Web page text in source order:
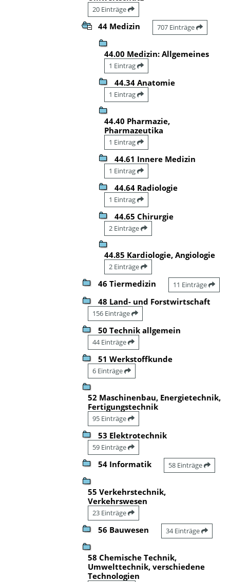
20 Einträge
44 Medizin 707 Einträge
44.00 Medizin: Allgemeines
1 Eintrag
44.34 Anatomie
1 Eintrag
44.40 Pharmazie,
Pharmazeutika
1 Eintrag
44.61 Innere Medizin
1 Eintrag
44.64 Radiologie
1 Eintrag
44.65 Chirurgie
2 Einträge
44.85 Kardiologie, Angiologie
2 Einträge
46 Tiermedizin 11 Einträge
48 Land- und Forstwirtschaft
156 Einträge
50 Technik allgemein
44 Einträge
51 Werkstoffkunde
6 Einträge
52 Maschinenbau, Energietechnik,
Fertigungstechnik
95 Einträge
53 Elektrotechnik
59 Einträge
54 Informatik 58 Einträge
55 Verkehrstechnik,
Verkehrswesen
23 Einträge
56 Bauwesen 34 Einträge
58 Chemische Technik,
Umwelttechnik, verschiedene
Technologien